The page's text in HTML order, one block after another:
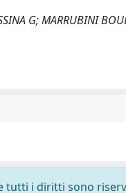
G; MARRUBINI
i diritti sono